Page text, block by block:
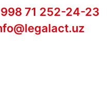
71 252-24-23